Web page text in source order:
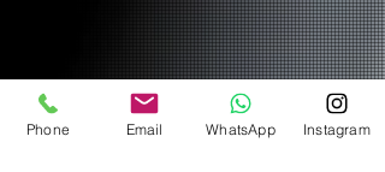
Phone Email WhatsApp Instagram